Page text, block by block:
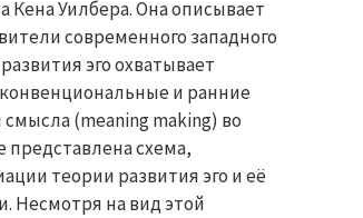
Кена Уилбера. Она описывает
современного западного
эго охватывает
и ранние
(meaning making) во
схема,
теории развития эго и её
Несмотря на вид этой